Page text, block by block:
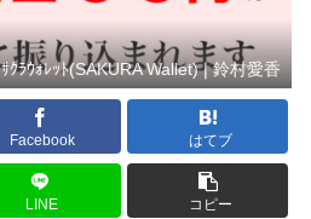
ｻｸﾗｳｫﾚｯﾄ(SAKURA Wallet)❘鈴村愛香
Facebook はてブ
LINE コピー